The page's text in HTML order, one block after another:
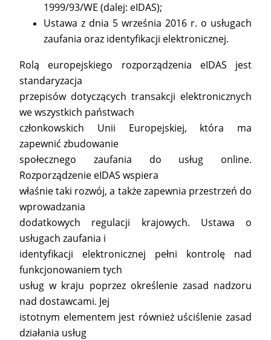
1999/93/WE (dalej: eIDAS);
Ustawa z dnia 5 września 2016 r. o usługach
zaufania oraz identyfikacji elektronicznej.
Rolą europejskiego rozporządzenia eIDAS jest
standaryzacja
przepisów dotyczących transakcji elektronicznych
we wszystkich państwach
członkowskich Unii Europejskiej, która ma
zapewnić zbudowanie
społecznego zaufania do usług online.
Rozporządzenie eIDAS wspiera
właśnie taki rozwój, a także zapewnia przestrzeń do
wprowadzania
dodatkowych regulacji krajowych. Ustawa o
usługach zaufania i
identyfikacji elektronicznej pełni kontrolę nad
funkcjonowaniem tych
usług w kraju poprzez określenie zasad nadzoru
nad dostawcami. Jej
istotnym elementem jest również uściślenie zasad
działania usług